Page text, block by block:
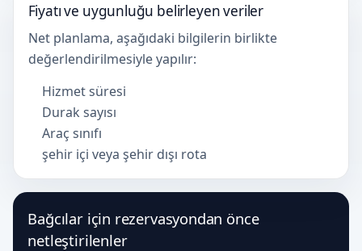
Fiyatı ve uygunluğu belirleyen veriler
Net planlama, aşağıdaki bilgilerin birlikte
değerlendirilmesiyle yapılır:
Hizmet süresi
Durak sayısı
Araç sınıfı
şehir içi veya şehir dışı rota
Bağcılar için rezervasyondan önce
netleştirilenler